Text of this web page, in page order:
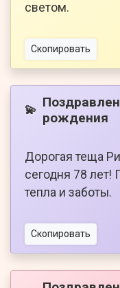
светом.
Скопировать
💫 рождения
Дорогая теща
сегодня 78 лет!
тепла и заботы.
Скопировать